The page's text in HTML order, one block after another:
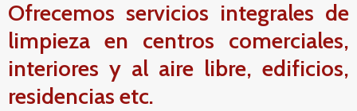
Ofrecemos servicios integrales de
limpieza en centros comerciales,
interiores y al aire libre, edificios,
residencias etc.